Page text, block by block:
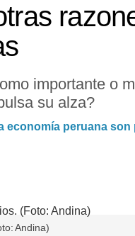
importante o
su alza?
economía peruana son
Andina)